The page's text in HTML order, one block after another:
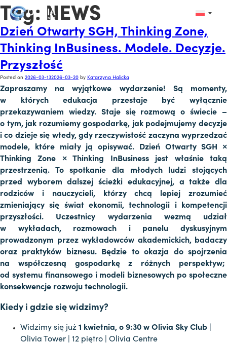
Tag: NEWS
Dzień Otwarty SGH, Thinking Zone,
Thinking InBusiness. Modele. Decyzje.
Przyszłość
Posted on 2026-03-132026-03-20 by Katarzyna Halicka
Zapraszamy na wyjątkowe wydarzenie! Są momenty,
w których edukacja przestaje być wyłącznie
przekazywaniem wiedzy. Staje się rozmową o świecie –
o tym, jak rozumiemy gospodarkę, jak podejmujemy decyzje
i co dzieje się wtedy, gdy rzeczywistość zaczyna wyprzedzać
modele, które miały ją opisywać. Dzień Otwarty SGH ×
Thinking Zone × Thinking InBusiness jest właśnie taką
przestrzenią. To spotkanie dla młodych ludzi stojących
przed wyborem dalszej ścieżki edukacyjnej, a także dla
rodziców i nauczycieli, którzy chcą lepiej zrozumieć
zmieniający się świat ekonomii, technologii i kompetencji
przyszłości. Uczestnicy wydarzenia wezmą udział
w wykładach, rozmowach i panelu dyskusyjnym
prowadzonym przez wykładowców akademickich, badaczy
oraz praktyków biznesu. Będzie to okazja do spojrzenia
na współczesną gospodarkę z różnych perspektyw;
od systemu finansowego i modeli biznesowych po społeczne
konsekwencje rozwoju technologii.
Kiedy i gdzie się widzimy?
Widzimy się już1 kwietnia, o 9:30 w Olivia Sky Club |
Olivia Tower | 12 piętro | Olivia Centre